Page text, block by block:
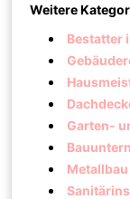
Weitere
Bestatter
Garten-